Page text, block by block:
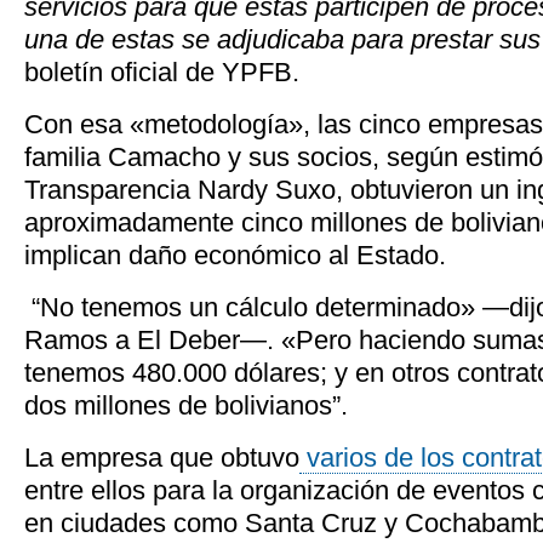
servicios para que estas participen de
una de estas se adjudicaba para prestar
boletín oficial de YPFB.
Con esa «metodología», las cinco
familia Camacho y sus socios, según
Transparencia Nardy Suxo, obtuvieron un
aproximadamente cinco millones de
implican daño económico al Estado.
“No tenemos un cálculo determinado»
Ramos a El Deber—. «Pero haciendo
tenemos 480.000 dólares; y en otros
dos millones de bolivianos”.
La empresa que obtuvo varios de los
entre ellos para la organización de eventos
en ciudades como Santa Cruz y